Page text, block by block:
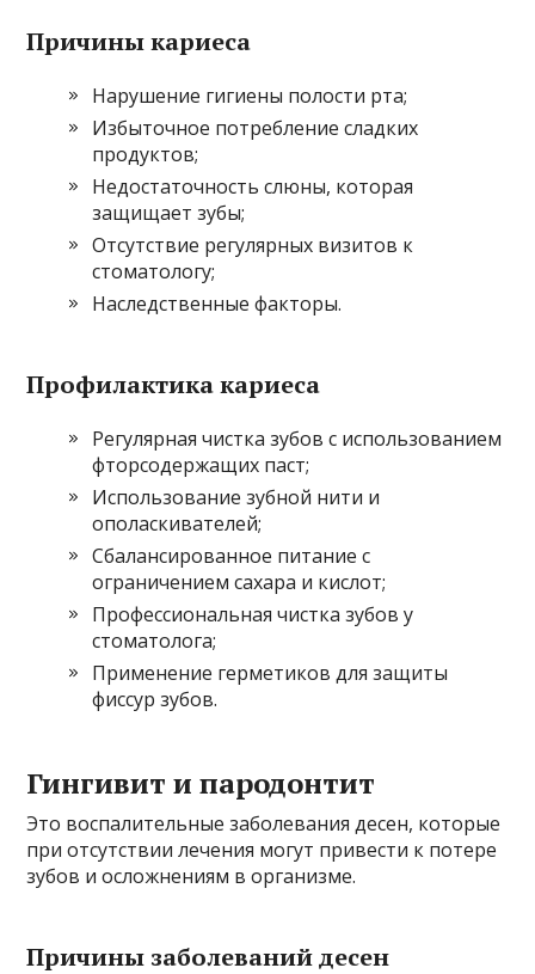
Причины кариеса
Нарушение гигиены полости рта;
Избыточное потребление сладких
продуктов;
Недостаточность слюны, которая
защищает зубы;
Отсутствие регулярных визитов к
стоматологу;
Наследственные факторы.
Профилактика кариеса
Регулярная чистка зубов с использованием
фторсодержащих паст;
Использование зубной нити и
ополаскивателей;
Сбалансированное питание с
ограничением сахара и кислот;
Профессиональная чистка зубов у
стоматолога;
Применение герметиков для защиты
фиссур зубов.
Гингивит и пародонтит
Это воспалительные заболевания десен, которые
при отсутствии лечения могут привести к потере
зубов и осложнениям в организме.
Причины заболеваний десен